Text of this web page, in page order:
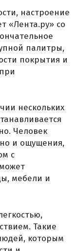
настроение
«Лента.ру» со
палитры,
покрытия и
нескольких
Человек
и ощущения,
с
мебели и
Такие
которым